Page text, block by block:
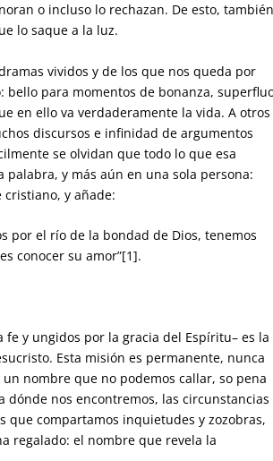
o incluso lo rechazan. De esto,
lo saque a la luz.
vividos y de los que nos queda por
bello para momentos de bonanza,
en ello va verdaderamente la vida. A otros
discursos e infinidad de argumentos
se olvidan que todo lo que esa
palabra, y más aún en una sola persona:
cristiano, y añade:
por el río de la bondad de Dios, tenemos
conocer su amor”[1].
y ungidos por la gracia del Espíritu– es la
Esta misión es permanente, nunca
nombre que no podemos callar, so pena
nos encontremos, las circunstancias
que compartamos inquietudes y zozobras,
regalado: el nombre que revela la